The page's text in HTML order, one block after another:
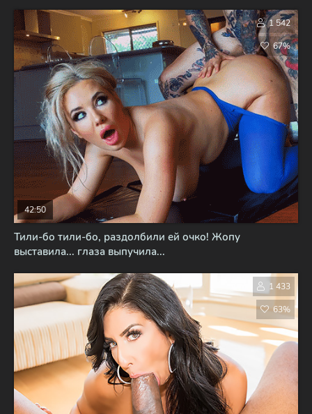
Тили-бо тили-бо, раздолбили ей очко! Жопу
выставила... глаза выпучила...
42:50
1 542
67%
1 433
63%